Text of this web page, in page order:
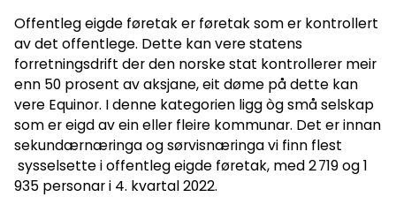
Offentleg eigde føretak er føretak som er kontrollert
av det offentlege. Dette kan vere statens
forretningsdrift der den norske stat kontrollerer meir
enn 50 prosent av aksjane, eit døme på dette kan
vere Equinor. I denne kategorien ligg òg små selskap
som er eigd av ein eller fleire kommunar. Det er innan
sekundærnæringa og sørvisnæringa vi finn flest
sysselsette i offentleg eigde føretak, med 2 719 og 1
935 personar i 4. kvartal 2022.